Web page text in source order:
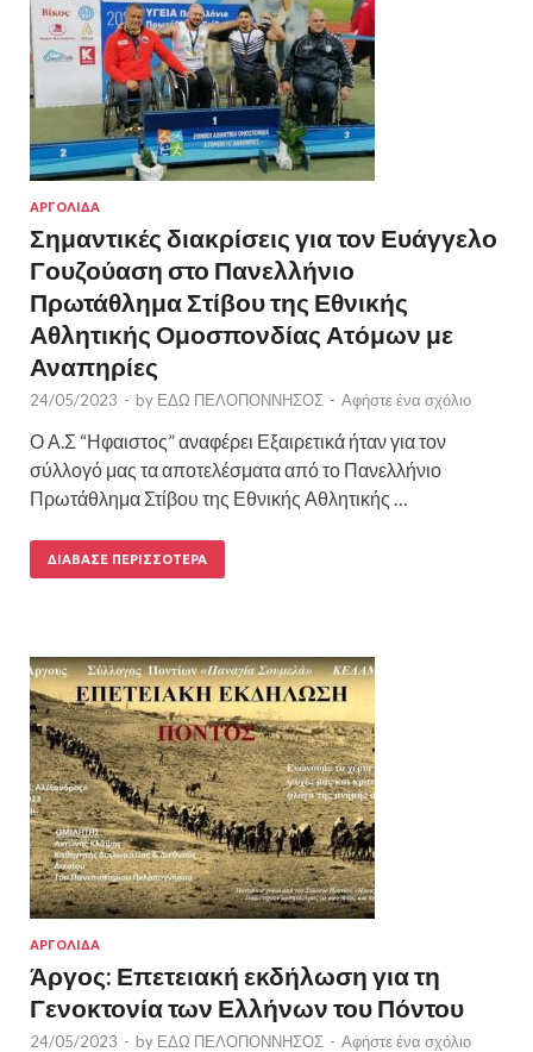
ΑΡΓΟΛΙΔΑ
Σημαντικές διακρίσεις για τον Ευάγγελο
Γουζούαση στο Πανελλήνιο
Πρωτάθλημα Στίβου της Εθνικής
Αθλητικής Ομοσπονδίας Ατόμων με
Αναπηρίες
24/05/2023 - by ΕΔΩ ΠΕΛΟΠΟΝΝΗΣΟΣ - Αφήστε ένα σχόλιο
Ο Α.Σ “Ηφαιστος” αναφέρει Εξαιρετικά ήταν για τον
σύλλογό μας τα αποτελέσματα από το Πανελλήνιο
Πρωτάθλημα Στίβου της Εθνικής Αθλητικής …
ΔΙΆΒΑΣΕ ΠΕΡΙΣΣΌΤΕΡΑ
ΑΡΓΟΛΙΔΑ
Άργος: Επετειακή εκδήλωση για τη
Γενοκτονία των Ελλήνων του Πόντου
24/05/2023 - by ΕΔΩ ΠΕΛΟΠΟΝΝΗΣΟΣ - Αφήστε ένα σχόλιο